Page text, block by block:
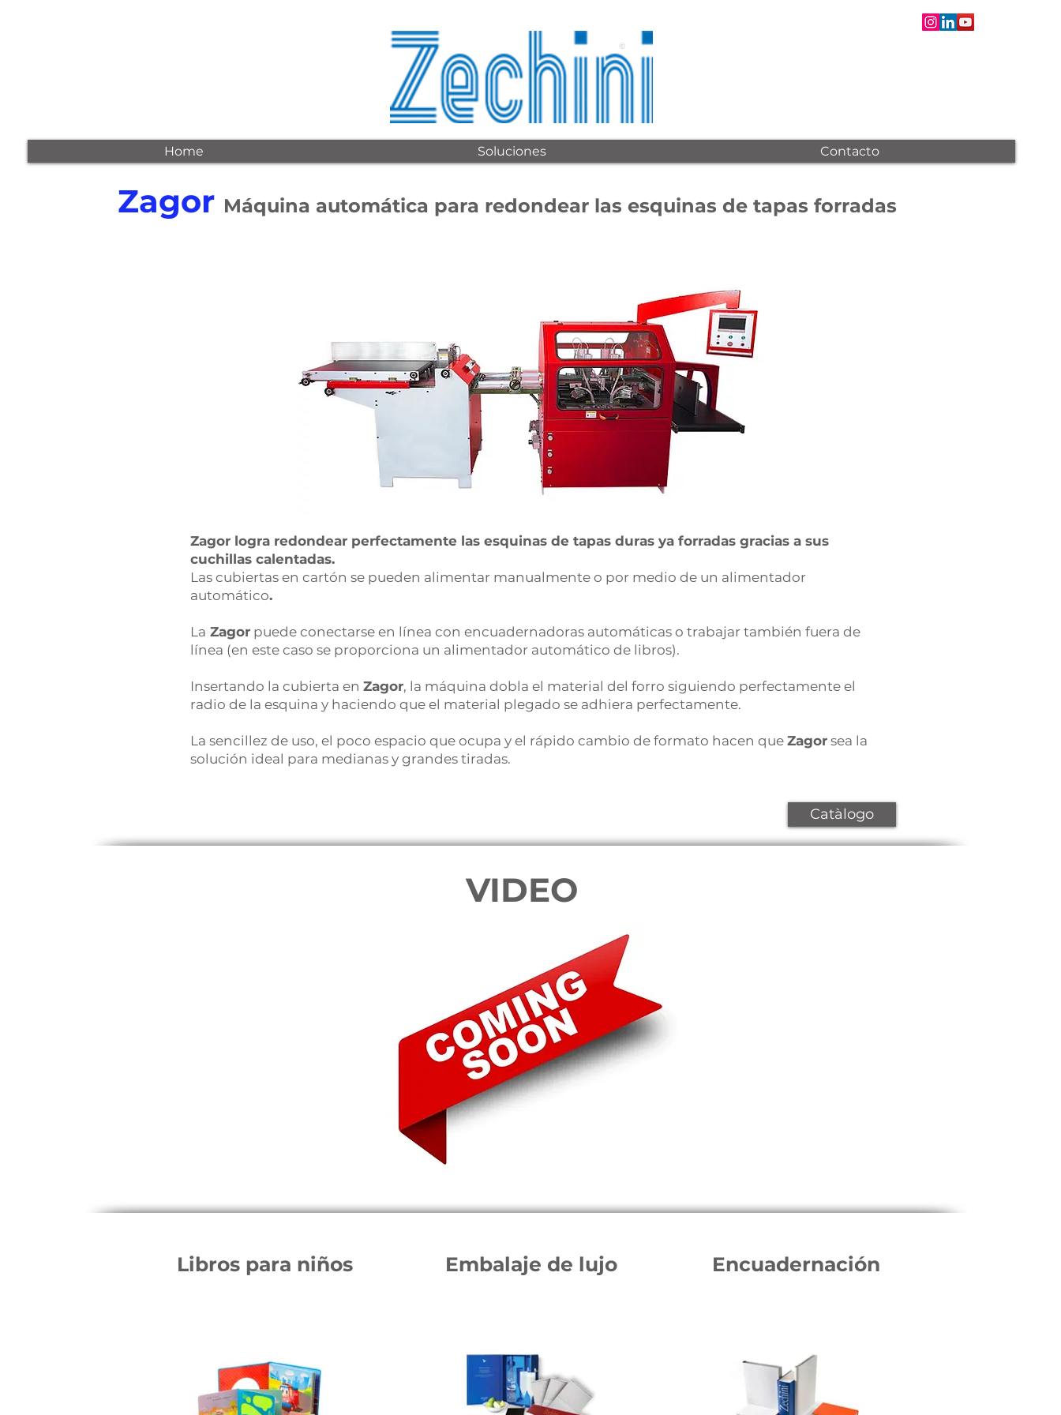
©
Home Soluciones Contacto
Zagor Máquina automática para redondear las esquinas de tapas forradas
Zagor logra redondear perfectamente las esquinas de tapas duras ya forradas gracias a sus
cuchillas calentadas.
Las cubiertas en cartón se pueden alimentar manualmente o por medio de un alimentador
automático.
La Zagor puede conectarse en línea con encuadernadoras automáticas o trabajar también fuera de
línea (en este caso se proporciona un alimentador automático de libros).
Insertando la cubierta en Zagor, la máquina dobla el material del forro siguiendo perfectamente el
radio de la esquina y haciendo que el material plegado se adhiera perfectamente.
​La sencillez de uso, el poco espacio que ocupa y el rápido cambio de formato hacen que Zagor sea la
solución ideal para medianas y grandes tiradas.
Catàlogo
VIDEO
Libros para niños Embalaje de lujo Encuadernación